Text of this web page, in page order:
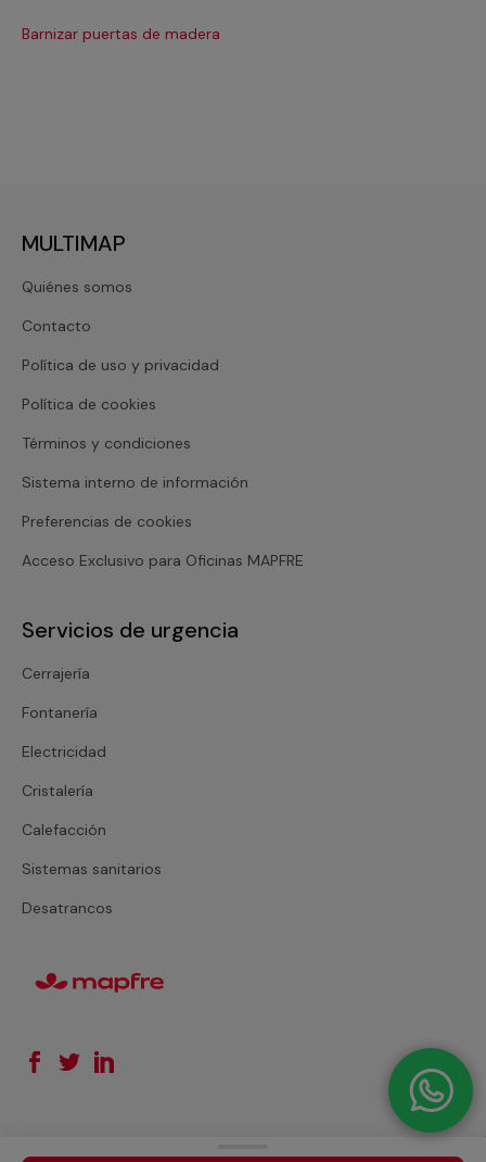
Barnizar puertas de madera
MULTIMAP
Quiénes somos
Contacto
Política de uso y privacidad
Política de cookies
Términos y condiciones
Sistema interno de información
Preferencias de cookies
Acceso Exclusivo para Oficinas MAPFRE
Servicios de urgencia
Cerrajería
Fontanería
Electricidad
Cristalería
Calefacción
Sistemas sanitarios
Desatrancos